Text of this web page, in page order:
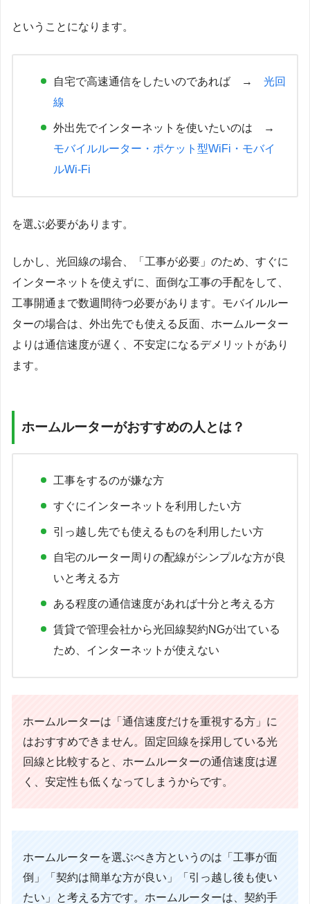
ということになります。
自宅で高速通信をしたいのであれば → 光回
線
外出先でインターネットを使いたいのは →
モバイルルーター・ポケット型WiFi・モバイ
ルWi-Fi
を選ぶ必要があります。
しかし、光回線の場合、「工事が必要」のため、すぐに
インターネットを使えずに、面倒な工事の手配をして、
工事開通まで数週間待つ必要があります。モバイルルー
ターの場合は、外出先でも使える反面、ホームルーター
よりは通信速度が遅く、不安定になるデメリットがあり
ます。
ホームルーターがおすすめの人とは？
工事をするのが嫌な方
すぐにインターネットを利用したい方
引っ越し先でも使えるものを利用したい方
自宅のルーター周りの配線がシンプルな方が良
いと考える方
ある程度の通信速度があれば十分と考える方
賃貸で管理会社から光回線契約NGが出ている
ため、インターネットが使えない
ホームルーターは「通信速度だけを重視する方」に
はおすすめできません。固定回線を採用している光
回線と比較すると、ホームルーターの通信速度は遅
く、安定性も低くなってしまうからです。
ホームルーターを選ぶべき方というのは「工事が面
倒」「契約は簡単な方が良い」「引っ越し後も使い
たい」と考える方です。ホームルーターは、契約手